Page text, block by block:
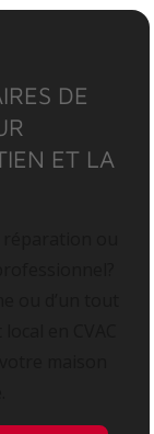
DE
ET LA